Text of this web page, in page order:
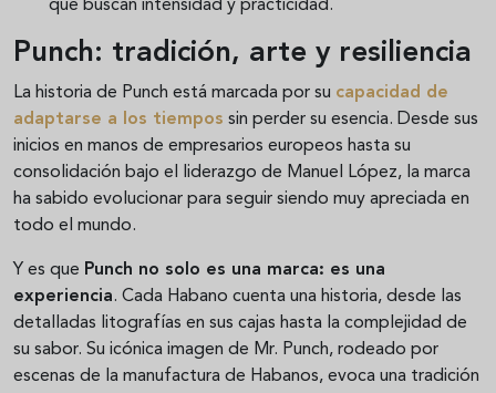
que buscan intensidad y practicidad.
Punch: tradición, arte y resiliencia
La historia de Punch está marcada por su capacidad de
adaptarse a los tiempos sin perder su esencia. Desde sus
inicios en manos de empresarios europeos hasta su
consolidación bajo el liderazgo de Manuel López, la marca
ha sabido evolucionar para seguir siendo muy apreciada en
todo el mundo.
Y es que Punch no solo es una marca: es una
experiencia. Cada Habano cuenta una historia, desde las
detalladas litografías en sus cajas hasta la complejidad de
su sabor. Su icónica imagen de Mr. Punch, rodeado por
escenas de la manufactura de Habanos, evoca una tradición